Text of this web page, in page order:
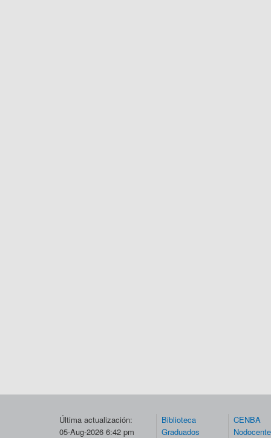
Última actualización:
05-Aug-2026 6:42 pm
Biblioteca
Graduados
CENBA